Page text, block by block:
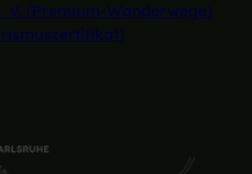
V. (Premium-Wanderwege)